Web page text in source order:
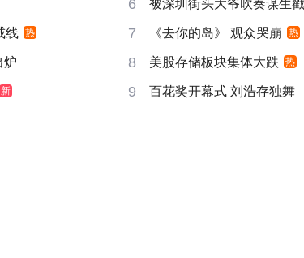
6 被深圳街头大爷吹奏谋生
线 热 7 《去你的岛》 观众哭崩 热
炉 8 美股存储板块集体大跌 热
新 9 百花奖开幕式 刘浩存独舞